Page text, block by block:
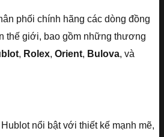
phối chính hãng các dòng đồng
thế giới, bao gồm những thương
, Rolex, Orient, Bulova, và
Hublot nổi bật với thiết kế mạnh mẽ,